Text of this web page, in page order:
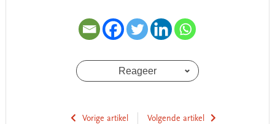
Reageer
Vorige artikel
Volgende artikel